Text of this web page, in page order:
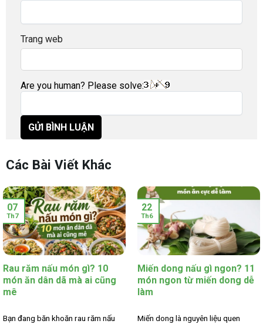
Trang web
Are you human? Please solve:
Các Bài Viết Khác
Rau răm nấu món gì? 10
món ăn dân dã mà ai cũng
mê
Bạn đang băn khoăn rau răm nấu
07
Th7
Miến dong nấu gì ngon? 11
món ngon từ miến dong dễ
làm
Miến dong là nguyên liệu quen
22
Th6